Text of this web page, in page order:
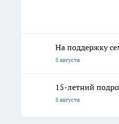
На поддержку
5 августа
15-летний
5 августа